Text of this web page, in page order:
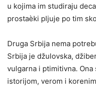
u kojima im studiraju
prostaèki pljuje po tim
Druga Srbija nema
Srbija je džulovska,
vulgarna i ptimitivna.
istorijom, verom i